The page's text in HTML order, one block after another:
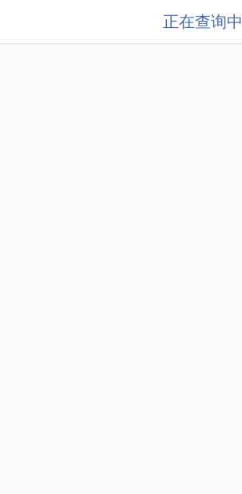
正在查询中